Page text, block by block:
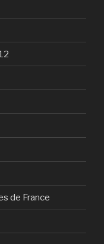
de France